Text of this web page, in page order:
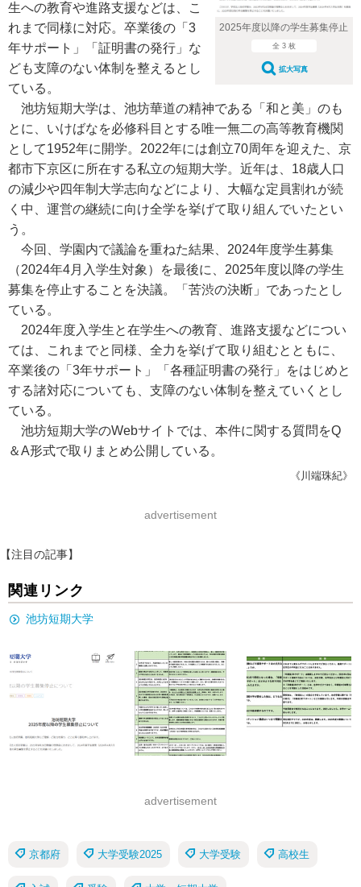
2025年度以降の学生募集停止
全 3 枚
拡大写真
生への教育や進路支援などは、こ
れまで同様に対応。卒業後の「3
年サポート」「証明書の発行」な
ども支障のない体制を整えるとし
ている。
池坊短期大学は、池坊華道の精神である「和と美」のも
とに、いけばなを必修科目とする唯一無二の高等教育機関
として1952年に開学。2022年には創立70周年を迎えた、京
都市下京区に所在する私立の短期大学。近年は、18歳人口
の減少や四年制大学志向などにより、大幅な定員割れが続
く中、運営の継続に向け全学を挙げて取り組んでいたとい
う。
今回、学園内で議論を重ねた結果、2024年度学生募集
（2024年4月入学生対象）を最後に、2025年度以降の学生
募集を停止することを決議。「苦渋の決断」であったとし
ている。
2024年度入学生と在学生への教育、進路支援などについ
ては、これまでと同様、全力を挙げて取り組むとともに、
卒業後の「3年サポート」「各種証明書の発行」をはじめと
する諸対応についても、支障のない体制を整えていくとし
ている。
池坊短期大学のWebサイトでは、本件に関する質問をQ
＆A形式で取りまとめ公開している。
《川端珠紀》
advertisement
【注目の記事】
関連リンク
池坊短期大学
advertisement
京都府 大学受験2025 大学受験 高校生